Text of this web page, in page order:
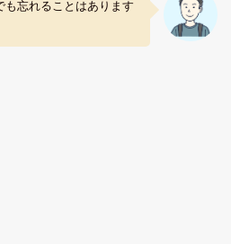
忘れることはあります